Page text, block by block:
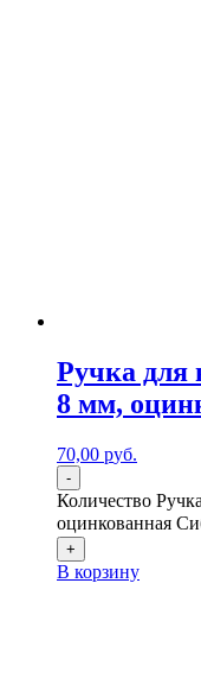
Ручка для
8 мм,
70,00 руб.
-
Количество
оцинкованная
+
В корзину